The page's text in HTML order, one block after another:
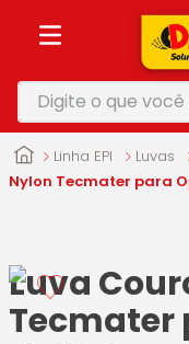
Digite o que você
Linha EPI Luvas
Nylon Tecmater para
Luva
Tecmater